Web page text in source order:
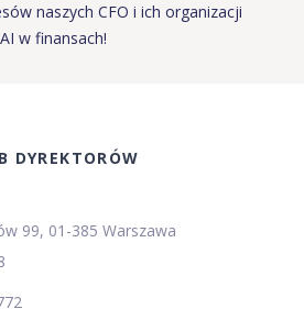
naszych CFO i ich organizacji
w finansach!
DYREKTORÓW
99, 01-385 Warszawa